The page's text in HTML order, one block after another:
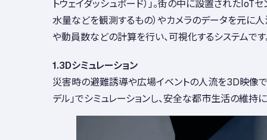
トウェイダッシュボード）」。街の中に設置されたIoTセ
水量などを観測するもの）やカメラのデータを元に
や動員数などの計算を行い、可視化するシステムです
1.3Dシミュレーション
災害時の避難誘導や広場イベントの人流を3D映像
デル」でシミュレーションし、安全な都市生活の維持